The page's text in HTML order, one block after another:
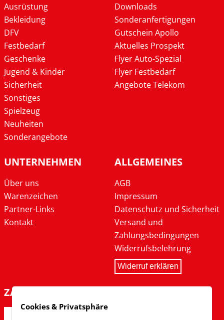
Ausrüstung
Bekleidung
DFV
Festbedarf
Geschenke
Jugend & Kinder
Sicherheit
Sonstiges
Spielzeug
Neuheiten
Sonderangebote
Downloads
Sonderanfertigungen
Gutschein Apollo
Aktuelles Prospekt
Flyer Auto-Spezial
Flyer Festbedarf
Angebote Telekom
UNTERNEHMEN
Über uns
Warenzeichen
Partner-Links
Kontakt
ALLGEMEINES
AGB
Impressum
Datenschutz und Sicherheit
Versand und
Zahlungsbedingungen
Widerrufsbelehrung
Widerruf erklären
ZAHLARTEN
Cookies & Privatsphäre